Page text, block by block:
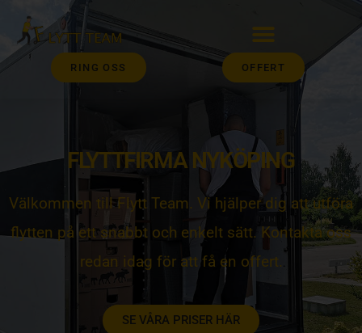
RING OSS OFFERT
FLYTTFIRMA NYKÖPING
Välkommen till Flytt Team. Vi hjälper dig att utföra
flytten på ett snabbt och enkelt sätt. Kontakta oss
redan idag för att få en offert.
SE VÅRA PRISER HÄR